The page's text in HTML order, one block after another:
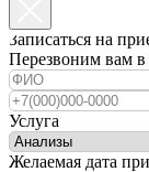
Записаться на
Перезвоним вам в
Услуга
Желаемая дата